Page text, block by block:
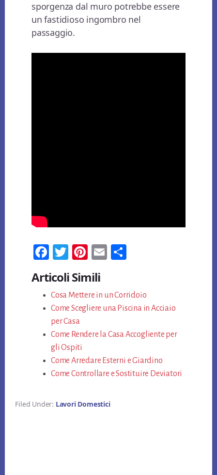
sporgenza dal muro potrebbe essere
un fastidioso ingombro nel
passaggio.
Fa
bo
ok
T
tt
er
Pi
er
es
t
E
vi
di
Articoli Simili
Cosa Mettere in un Corridoio
Come Scegliere una Piscina in Acciaio
per Casa
Come Rendere la Casa Accogliente per
gli Ospiti
Come Arredare Esterni e Giardino
Come Controllare e Sostituire Deviatori
Filed Under: Lavori Domestici